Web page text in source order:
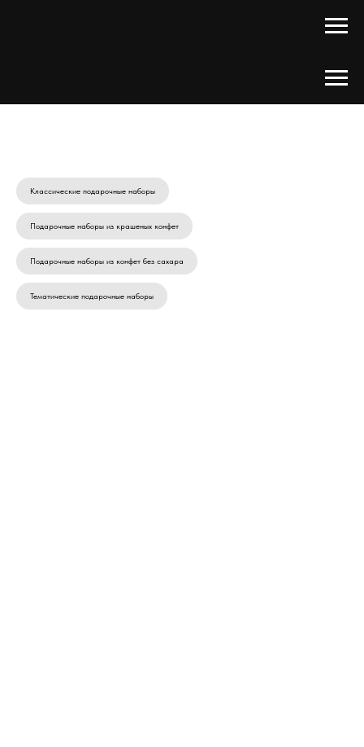
Классические подарочные наборы
Подарочные наборы из крашеных конфет
Подарочные наборы из конфет без сахара
Тематические подарочные наборы